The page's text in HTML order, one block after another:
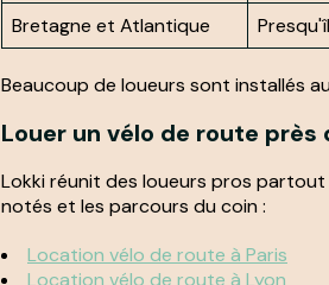
Bretagne et Atlantique
Beaucoup de loueurs sont installés
Louer un vélo de route près
Lokki réunit des loueurs pros partout
notés et les parcours du coin :
Location vélo de route à Paris
Location vélo de route à Lyon